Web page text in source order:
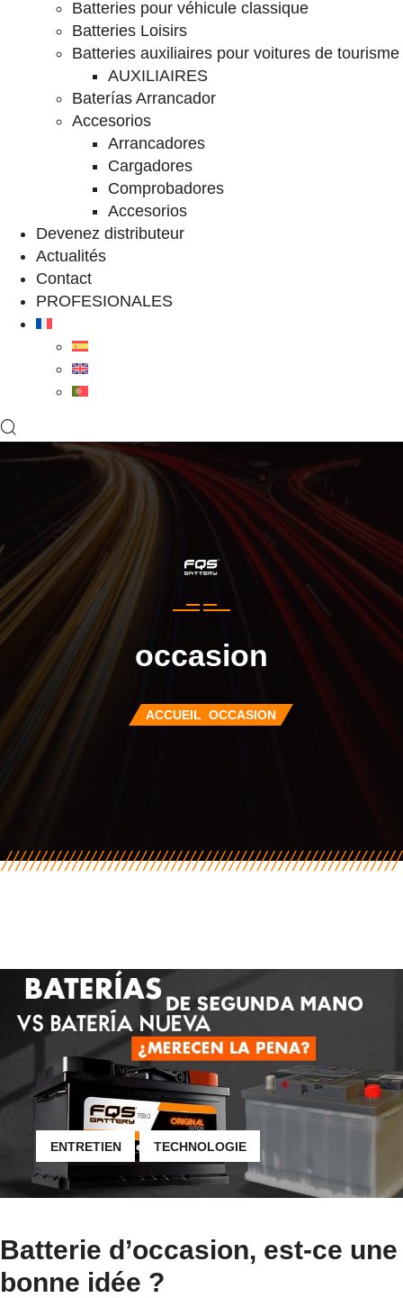
Batteries pour véhicule classique
Batteries Loisirs
Batteries auxiliaires pour voitures de tourisme
AUXILIAIRES
Baterías Arrancador
Accesorios
Arrancadores
Cargadores
Comprobadores
Accesorios
Devenez distributeur
Actualités
Contact
PROFESIONALES
occasion
ACCUEIL OCCASION
ENTRETIEN TECHNOLOGIE
Batterie d’occasion, est-ce une
bonne idée ?